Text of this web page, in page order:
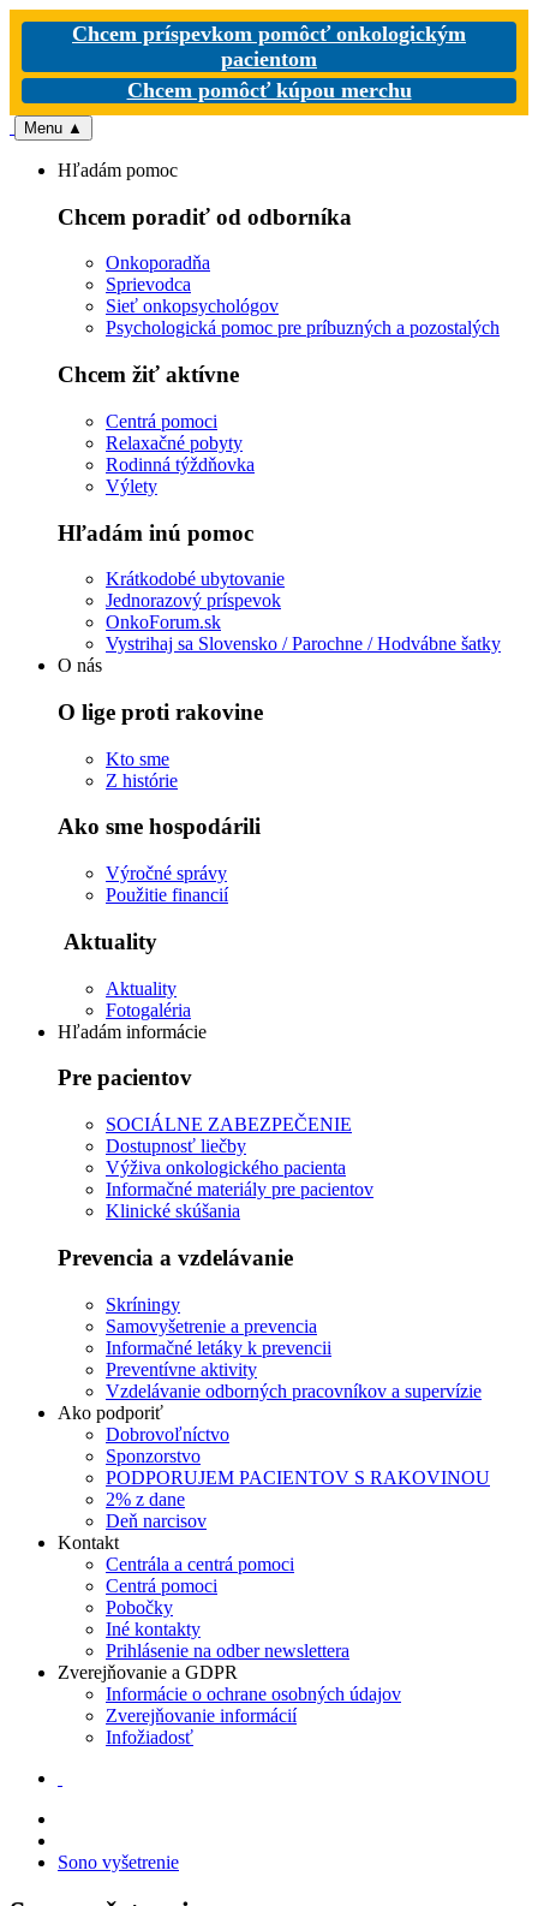
Chcem príspevkom pomôcť onkologickým
pacientom
Chcem pomôcť kúpou merchu
Menu ▲
Hľadám pomoc
Chcem poradiť od odborníka
Onkoporadňa
Sprievodca
Sieť onkopsychológov
Psychologická pomoc pre príbuzných a pozostalých
Chcem žiť aktívne
Centrá pomoci
Relaxačné pobyty
Rodinná týždňovka
Výlety
Hľadám inú pomoc
Krátkodobé ubytovanie
Jednorazový príspevok
OnkoForum.sk
Vystrihaj sa Slovensko / Parochne / Hodvábne šatky
O nás
O lige proti rakovine
Kto sme
Z histórie
Ako sme hospodárili
Výročné správy
Použitie financií
Aktuality
Aktuality
Fotogaléria
Hľadám informácie
Pre pacientov
SOCIÁLNE ZABEZPEČENIE
Dostupnosť liečby
Výživa onkologického pacienta
Informačné materiály pre pacientov
Klinické skúšania
Prevencia a vzdelávanie
Skríningy
Samovyšetrenie a prevencia
Informačné letáky k prevencii
Preventívne aktivity
Vzdelávanie odborných pracovníkov a supervízie
Ako podporiť
Dobrovoľníctvo
Sponzorstvo
PODPORUJEM PACIENTOV S RAKOVINOU
2% z dane
Deň narcisov
Kontakt
Centrála a centrá pomoci
Centrá pomoci
Pobočky
Iné kontakty
Prihlásenie na odber newslettera
Zverejňovanie a GDPR
Informácie o ochrane osobných údajov
Zverejňovanie informácií
Infožiadosť
Sono vyšetrenie